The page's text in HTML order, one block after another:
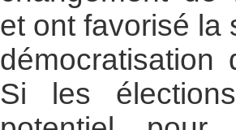
et ont favorisé la
démocratisation
Si les